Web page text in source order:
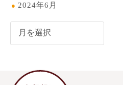
2024年6月